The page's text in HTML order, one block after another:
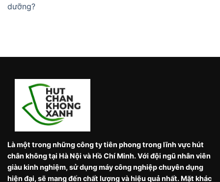
dưỡng?
Là một trong những công ty tiên phong trong lĩnh vực hút
chân không tại Hà Nội và Hồ Chí Minh. Với đội ngũ nhân viên
giàu kinh nghiệm, sử dụng máy công nghiệp chuyên dụng
hiện đại, sẽ mang đến chất lượng và hiệu quả nhất. Mặt khác